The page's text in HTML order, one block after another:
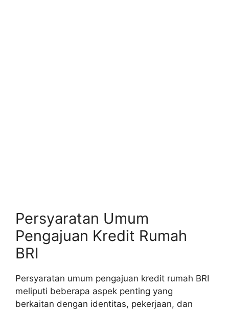
Persyaratan Umum
Pengajuan Kredit Rumah
BRI
Persyaratan umum pengajuan kredit rumah BRI
meliputi beberapa aspek penting yang
berkaitan dengan identitas, pekerjaan, dan